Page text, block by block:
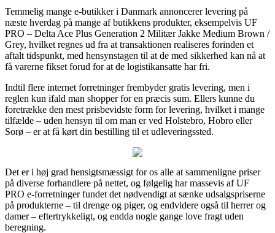
Temmelig mange e-butikker i Danmark annoncerer levering på
næste hverdag på mange af butikkens produkter, eksempelvis UF
PRO – Delta Ace Plus Generation 2 Militær Jakke Medium Brown /
Grey, hvilket regnes ud fra at transaktionen realiseres forinden et
aftalt tidspunkt, med hensynstagen til at de med sikkerhed kan nå at
få varerne fikset forud for at de logistikansatte har fri.
Indtil flere internet forretninger frembyder gratis levering, men i
reglen kun ifald man shopper for en præcis sum. Ellers kunne du
foretrække den mest prisbevidste form for levering, hvilket i mange
tilfælde – uden hensyn til om man er ved Holstebro, Hobro eller
Sorø – er at få kørt din bestilling til et udleveringssted.
Det er i høj grad hensigtsmæssigt for os alle at sammenligne priser
på diverse forhandlere på nettet, og følgelig har massevis af UF
PRO e-forretninger fundet det nødvendigt at sænke udsalgspriserne
på produkterne – til drenge og piger, og endvidere også til herrer og
damer – eftertrykkeligt, og endda nogle gange love fragt uden
beregning.